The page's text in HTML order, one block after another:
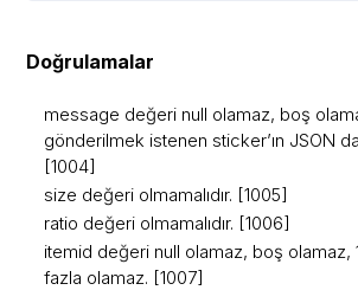
Doğrulamalar
message değeri null olamaz, boş
gönderilmek istenen sticker’ın JSON
[1004]
size değeri olmamalıdır. [1005]
ratio değeri olmamalıdır. [1006]
itemid değeri null olamaz, boş olamaz,
fazla olamaz. [1007]